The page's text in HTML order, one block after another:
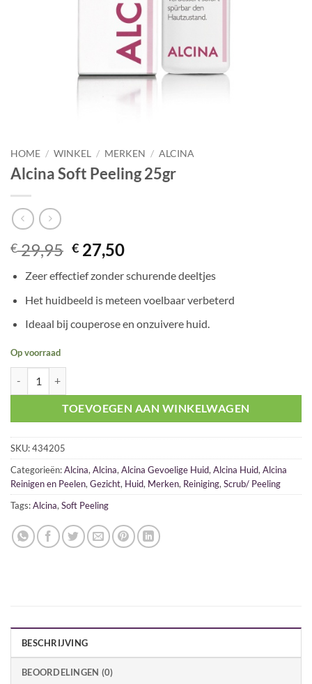
HOME / WINKEL / MERKEN / ALCINA
Alcina Soft Peeling 25gr
€29,95 Oorspronkelijke
prijs
was:
€ 29,95.
€ 27,50Huidige
is:
€ 27,50.
Zeer effectief zonder schurende deeltjes
Het huidbeeld is meteen voelbaar verbeterd
Ideaal bij couperose en onzuivere huid.
Op voorraad
TOEVOEGEN AAN WINKELWAGEN
SKU:434205
Categorieën:Alcina, Alcina, Alcina Gevoelige Huid, Alcina Huid, Alcina
Reinigen en Peelen, Gezicht, Huid, Merken, Reiniging, Scrub/ Peeling
Tags:Alcina, Soft Peeling
BESCHRIJVING
BEOORDELINGEN (0)